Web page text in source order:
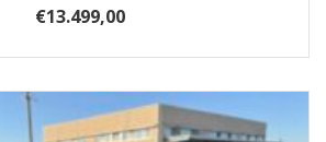
€13.499,00